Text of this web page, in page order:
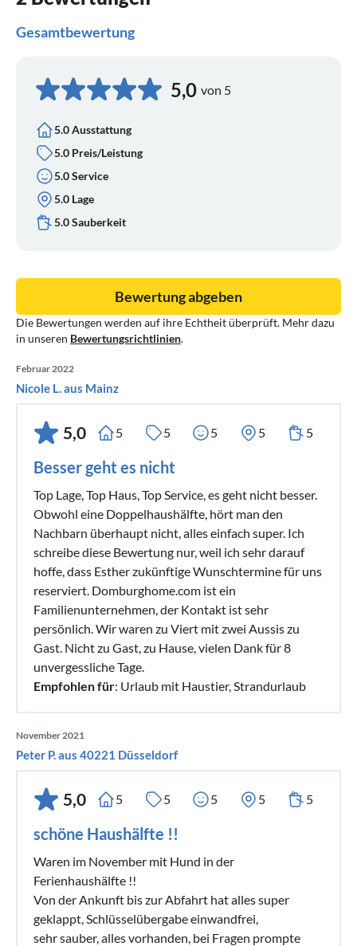
- W-lan
- Digitales Fernsehen / Digitalradio
- Radio-CD-Player
- Waschmaschine
- Kinderbetten
- Hohe Stühle
- Treppentor
- Luxus Gartenstühle mit großem Gartentisch (mtr)
Küchengeräte
- 4-Flammen-Kochfeld
- Kühl- und Gefrierschrank mit 3 Schubladen
- Geschirrspülmaschine
- Mikrowelle
- Ofen
- Wasserkocher
- Kaffeemaschine
- Senseo
- Toaster
- Verschiedene Arten von Gläsern
- Gut sortierte Küchenschubladen
Andere Eigenschaften:
- Nichtraucher
- Haustiere nur in Absprache erlaubt
- Geeignet für Senioren
- Kinderfreundlich
- Für Rollstuhlfahrer nicht zugänglich
Gesamtbewertung
5,0 von 5
5.0 Ausstattung
5.0 Preis/Leistung
5.0 Service
5.0 Lage
5.0 Sauberkeit
Die Bewertungen werden auf ihre Echtheit überprüft. Mehr dazu
in unseren Bewertungsrichtlinien.
Bewertung abgeben
Februar 2022
Nicole L. aus Mainz
5,0 5 5 5 5 5
Besser geht es nicht
Top Lage, Top Haus, Top Service, es geht nicht besser.
Obwohl eine Doppelhaushälfte, hört man den
Nachbarn überhaupt nicht, alles einfach super. Ich
schreibe diese Bewertung nur, weil ich sehr darauf
hoffe, dass Esther zukünftige Wunschtermine für uns
reserviert. Domburghome.com ist ein
Familienunternehmen, der Kontakt ist sehr
persönlich. Wir waren zu Viert mit zwei Aussis zu
Gast. Nicht zu Gast, zu Hause, vielen Dank für 8
unvergessliche Tage.
Empfohlen für: Urlaub mit Haustier, Strandurlaub
November 2021
Peter P. aus 40221 Düsseldorf
5,0 5 5 5 5 5
schöne Haushälfte !!
Waren im November mit Hund in der
Ferienhaushälfte !!
Von der Ankunft bis zur Abfahrt hat alles super
geklappt, Schlüsselübergabe einwandfrei,
sehr sauber, alles vorhanden, bei Fragen prompte